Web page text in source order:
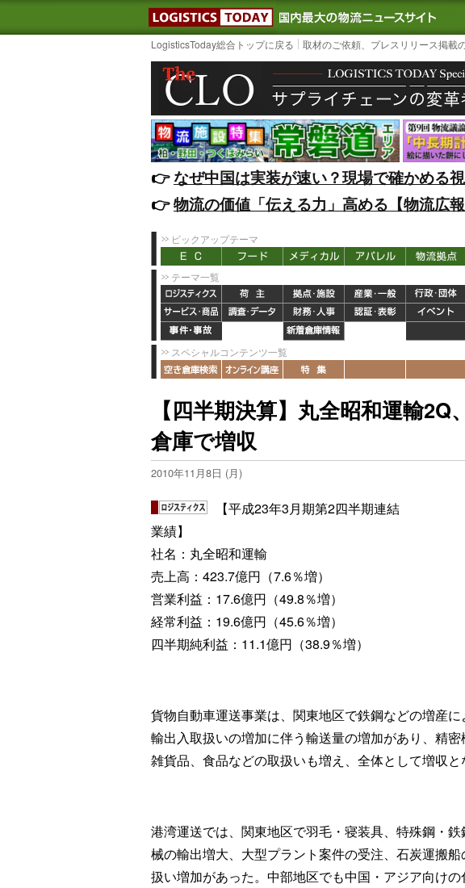
LOGISTICS TODAY｜国内最大
LogisticsToday総合トップに戻る 取材のご依頼、プレスリリース掲載
👉️なぜ中国は実装が速い？現場で確かめる
👉️物流の価値「伝える力」高める【物流広
ピックアップテーマ
テーマ一覧
スペシャルコンテンツ一覧
【四半期決算】丸全昭和運輸2Q
倉庫で増収
2010年11月8日 (月)
【平成23年3月期第2四半期連結
業績】
社名：丸全昭和運輸
売上高：423.7億円（7.6％増）
営業利益：17.6億円（49.8％増）
経常利益：19.6億円（45.6％増）
四半期純利益：11.1億円（38.9％増）
貨物自動車運送事業は、関東地区で鉄鋼などの増産
輸出入取扱いの増加に伴う輸送量の増加があり、精
雑貨品、食品などの取扱いも増え、全体として増収と
港湾運送では、関東地区で羽毛・寝装具、特殊鋼・
械の輸出増大、大型プラント案件の受注、石炭運搬
扱い増加があった。中部地区でも中国・アジア向け